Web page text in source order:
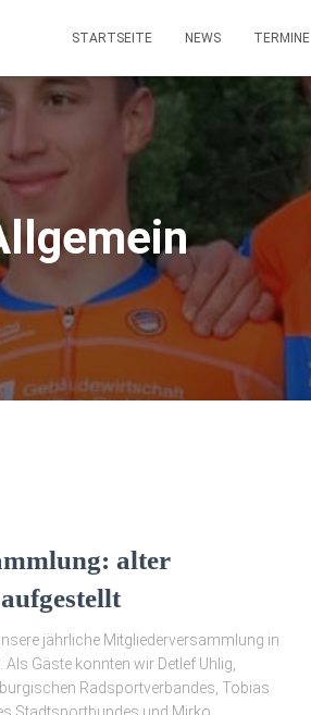
STARTSEITE NEWS TERMINE
alter
jährliche Mitgliederversammlung in
Gäste konnten wir Detlef Uhlig,
Radsportverbandes, Tobias